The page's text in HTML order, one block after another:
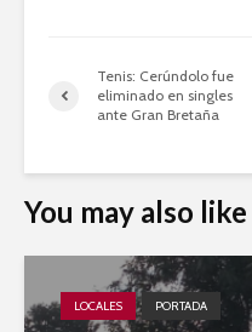
Tenis: Cerúndolo fue
eliminado en singles
ante Gran Bretaña
You may also like
LOCALES PORTADA